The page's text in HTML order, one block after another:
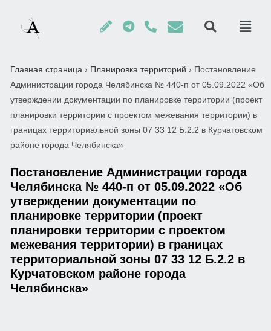
Главная страница › Планировка территорий › Постановление
Администрации города Челябинска № 440-п от 05.09.2022 «Об
утверждении документации по планировке территории (проект
планировки территории с проектом межевания территории) в
границах территориальной зоны 07 33 12 Б.2.2 в Курчатовском
районе города Челябинска»
Постановление Администрации города
Челябинска № 440-п от 05.09.2022 «Об
утверждении документации по
планировке территории (проект
планировки территории с проектом
межевания территории) в границах
территориальной зоны 07 33 12 Б.2.2 в
Курчатовском районе города
Челябинска»